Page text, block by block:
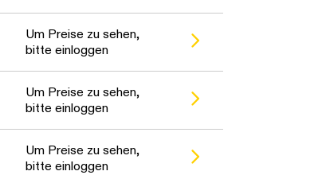
Um Preise zu sehen,
bitte einloggen
Um Preise zu sehen,
bitte einloggen
Um Preise zu sehen,
bitte einloggen